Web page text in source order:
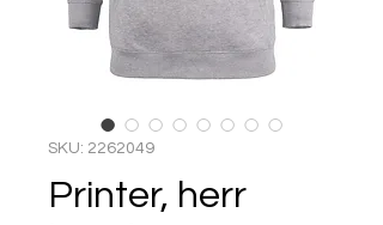
SKU: 2262049
Printer, herr